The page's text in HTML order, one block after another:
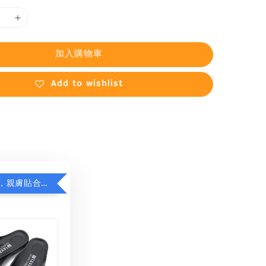
加入購物車
Add to wishlist
日本品牌拖，親膚貼合減足壓，超值加購75折！